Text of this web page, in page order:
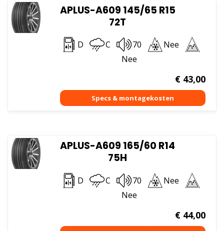
APLUS-A609 145/65 R15
72T
D C 70
Nee
Nee
€43,00
APLUS-A609 165/60 R14
75H
D C 70
Nee
Nee
€44,00